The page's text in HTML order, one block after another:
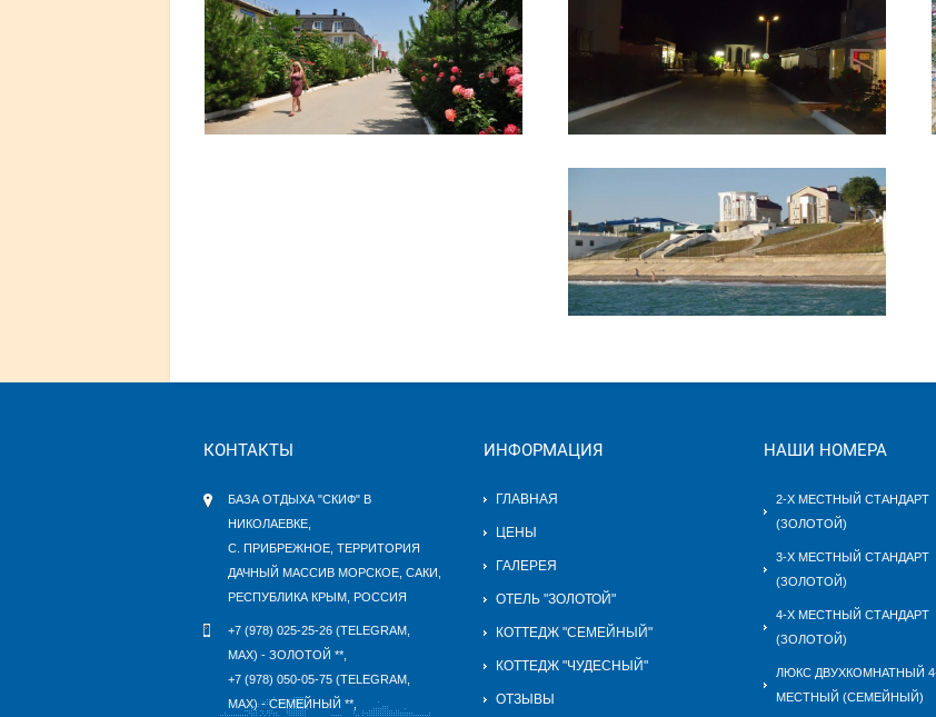
КОНТАКТЫ
БАЗА ОТДЫХА "СКИФ" В
НИКОЛАЕВКЕ,
С. ПРИБРЕЖНОЕ, ТЕРРИТОРИЯ
ДАЧНЫЙ МАССИВ МОРСКОЕ, САКИ,
РЕСПУБЛИКА КРЫМ, РОССИЯ
+7 (978) 025-25-26 (TELEGRAM,
MAX) - ЗОЛОТОЙ **,
+7 (978) 050-05-75 (TELEGRAM,
MAX) - СЕМЕЙНЫЙ **,
ИНФОРМАЦИЯ
ГЛАВНАЯ
ЦЕНЫ
ГАЛЕРЕЯ
ОТЕЛЬ "ЗОЛОТОЙ"
КОТТЕДЖ "СЕМЕЙНЫЙ"
КОТТЕДЖ "ЧУДЕСНЫЙ"
ОТЗЫВЫ
НАШИ НОМЕРА
2-Х МЕСТНЫЙ СТАНДАРТ
(ЗОЛОТОЙ)
3-Х МЕСТНЫЙ СТАНДАРТ
(ЗОЛОТОЙ)
4-Х МЕСТНЫЙ СТАНДАРТ
(ЗОЛОТОЙ)
ЛЮКС ДВУХКОМНАТНЫЙ
МЕСТНЫЙ (СЕМЕЙНЫЙ)